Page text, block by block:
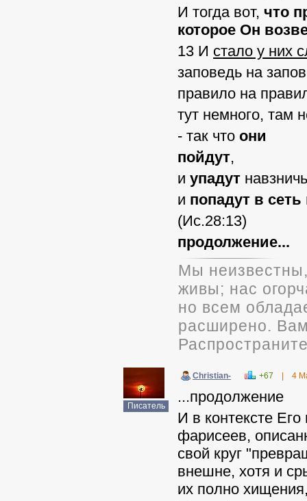
И тогда вот, что
которое Он
13 И стало у них
заповедь на
правило на
тут немного, там
- так что они
пойдут,
и упадут
и попадут в сеть
(Ис.28:13)
продолжение...
Мы
живы; нас
но всем
расширено.
Писатель
Christian- +67 4
...продолжение
И в контексте
фарисеев,
свой круг
внешне, хотя и
их полно